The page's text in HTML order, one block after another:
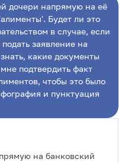
дочери напрямую на её
Будет ли это
в случае, если
заявление на
какие документы
подтвердить факт
чтобы это было
и пунктуация
на банковский